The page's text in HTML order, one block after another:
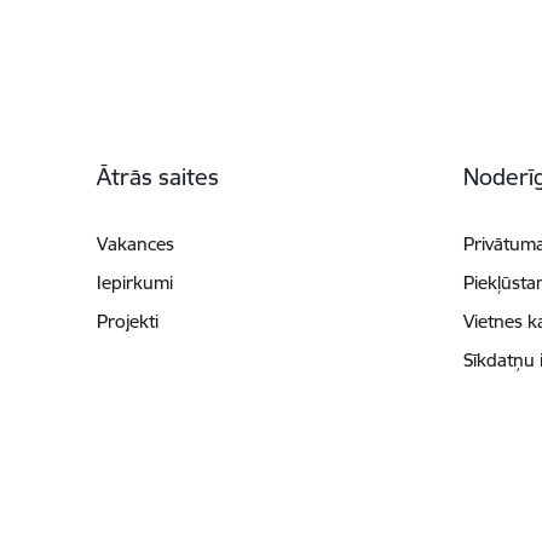
Ātrās saites
Vakances
Iepirkumi
Projekti
Vietnes
Sīkdatņu